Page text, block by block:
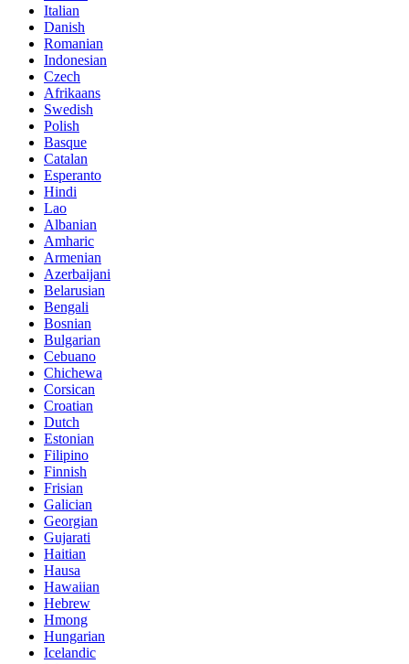
Italian
Danish
Romanian
Indonesian
Czech
Afrikaans
Swedish
Polish
Basque
Catalan
Esperanto
Hindi
Lao
Albanian
Amharic
Armenian
Azerbaijani
Belarusian
Bengali
Bosnian
Bulgarian
Cebuano
Chichewa
Corsican
Croatian
Dutch
Estonian
Filipino
Finnish
Frisian
Galician
Georgian
Gujarati
Haitian
Hausa
Hawaiian
Hebrew
Hmong
Hungarian
Icelandic